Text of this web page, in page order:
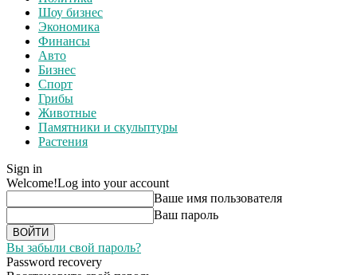
Шоу бизнес
Экономика
Финансы
Авто
Бизнес
Спорт
Грибы
Животные
Памятники и скульптуры
Растения
Sign in
Welcome!Log into your account
Ваше имя пользователя
Ваш пароль
Вы забыли свой пароль?
Password recovery